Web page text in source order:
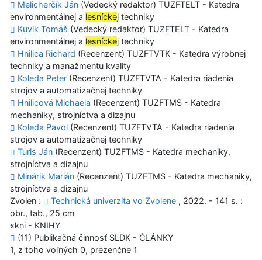
Melicherčík Ján (Vedecký redaktor) TUZFTELT - Katedra
environmentálnej a lesníckej techniky
Kuvik Tomáš (Vedecký redaktor) TUZFTELT - Katedra
environmentálnej a lesníckej techniky
Hnilica Richard (Recenzent) TUZFTVTK - Katedra výrobnej
techniky a manažmentu kvality
Koleda Peter (Recenzent) TUZFTVTA - Katedra riadenia
strojov a automatizačnej techniky
Hnilicová Michaela (Recenzent) TUZFTMS - Katedra
mechaniky, strojníctva a dizajnu
Koleda Pavol (Recenzent) TUZFTVTA - Katedra riadenia
strojov a automatizačnej techniky
Turis Ján (Recenzent) TUZFTMS - Katedra mechaniky,
strojníctva a dizajnu
Minárik Marián (Recenzent) TUZFTMS - Katedra mechaniky,
strojníctva a dizajnu
Zvolen :
Technická univerzita vo Zvolene , 2022. - 141 s. :
obr., tab., 25 cm
xkni - KNIHY
(11) Publikačná činnosť SLDK - ČLÁNKY
1, z toho voľných 0, prezenčne 1